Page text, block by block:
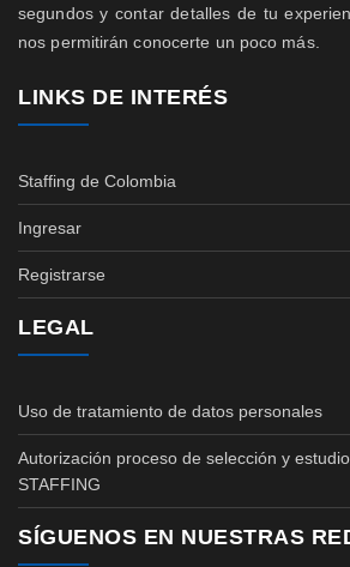
segundos y contar detalles de tu
nos permitirán conocerte un poco más.
LINKS DE INTERÉS
Staffing de Colombia
Ingresar
Registrarse
LEGAL
Uso de tratamiento de datos personales
Autorización proceso de selección y
STAFFING
SÍGUENOS EN NUESTRAS